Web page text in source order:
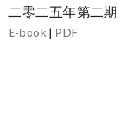
二零二五年第二期
E-book | PDF